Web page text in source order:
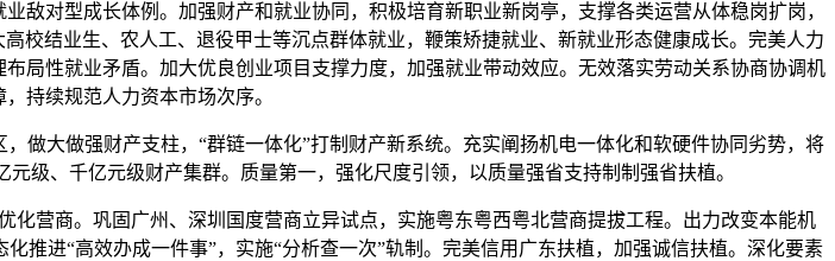
对型成长体例。加强财产和就业协同，积极培育新职业新岗亭，支撑各类运营从体稳岗扩岗，
校结业生、农人工、退役甲士等沉点群体就业，鞭策矫捷就业、新就业形态健康成长。完美人力
局性就业矛盾。加大优良创业项目支撑力度，加强就业带动效应。无效落实劳动关系协商协调机
持续规范人力资本市场次序。
大做强财产支柱，“群链一体化”打制财产新系统。充实阐扬机电一体化和软硬件协同劣势，将
级、千亿元级财产集群。质量第一，强化尺度引领，以质量强省支持制制强省扶植。
营商。巩固广州、深圳国度营商立异试点，实施粤东粤西粤北营商提拔工程。出力改变本能机
推进“高效办成一件事”，实施“分析查一次”轨制。完美信用广东扶植，加强诚信扶植。深化要素